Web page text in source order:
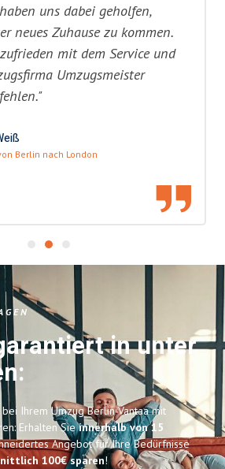
uns dabei geholfen,
neues Zuhause zu kommen.
mit dem Service und
Umzugsmeister
Berlin nach London
in unter
Ihrem Umzug Berlin Vantaa mit
Erhalten Sieinnerhalb von 15
Angebot für Ihre Bedürfnisse
100€ sparen!